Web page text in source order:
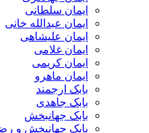
ایمان سلطانی
ایمان عبدالله خانی
ایمان علیشاهی
ایمان غلامی
ایمان کریمی
ایمان ماهرو
بابک ارجمند
بابک جاهدی
بابک جهانبخش
بابک جهانبخش و رضا صادقی